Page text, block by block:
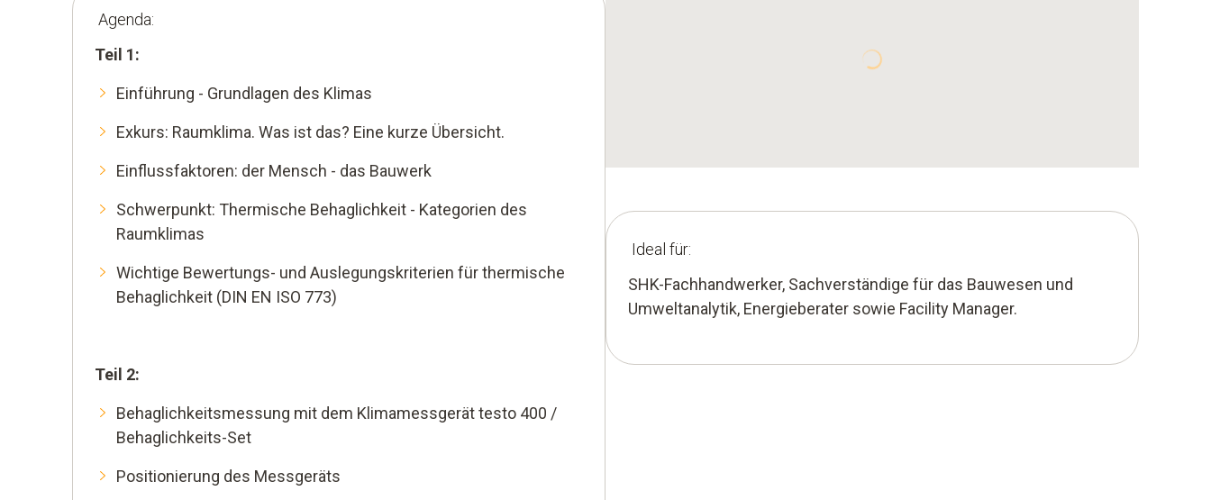
Agenda:
Teil 1:
Einführung - Grundlagen des Klimas
Exkurs: Raumklima. Was ist das? Eine kurze Übersicht.
Einflussfaktoren: der Mensch - das Bauwerk
Schwerpunkt: Thermische Behaglichkeit - Kategorien des
Raumklimas
Wichtige Bewertungs- und Auslegungskriterien für thermische
Behaglichkeit (DIN EN ISO 773)
Teil 2:
Behaglichkeitsmessung mit dem Klimamessgerät testo 400 /
Behaglichkeits-Set
Positionierung des Messgeräts
Ideal für:
SHK-Fachhandwerker, Sachverständige für das Bauwesen und
Umweltanalytik, Energieberater sowie Facility Manager.